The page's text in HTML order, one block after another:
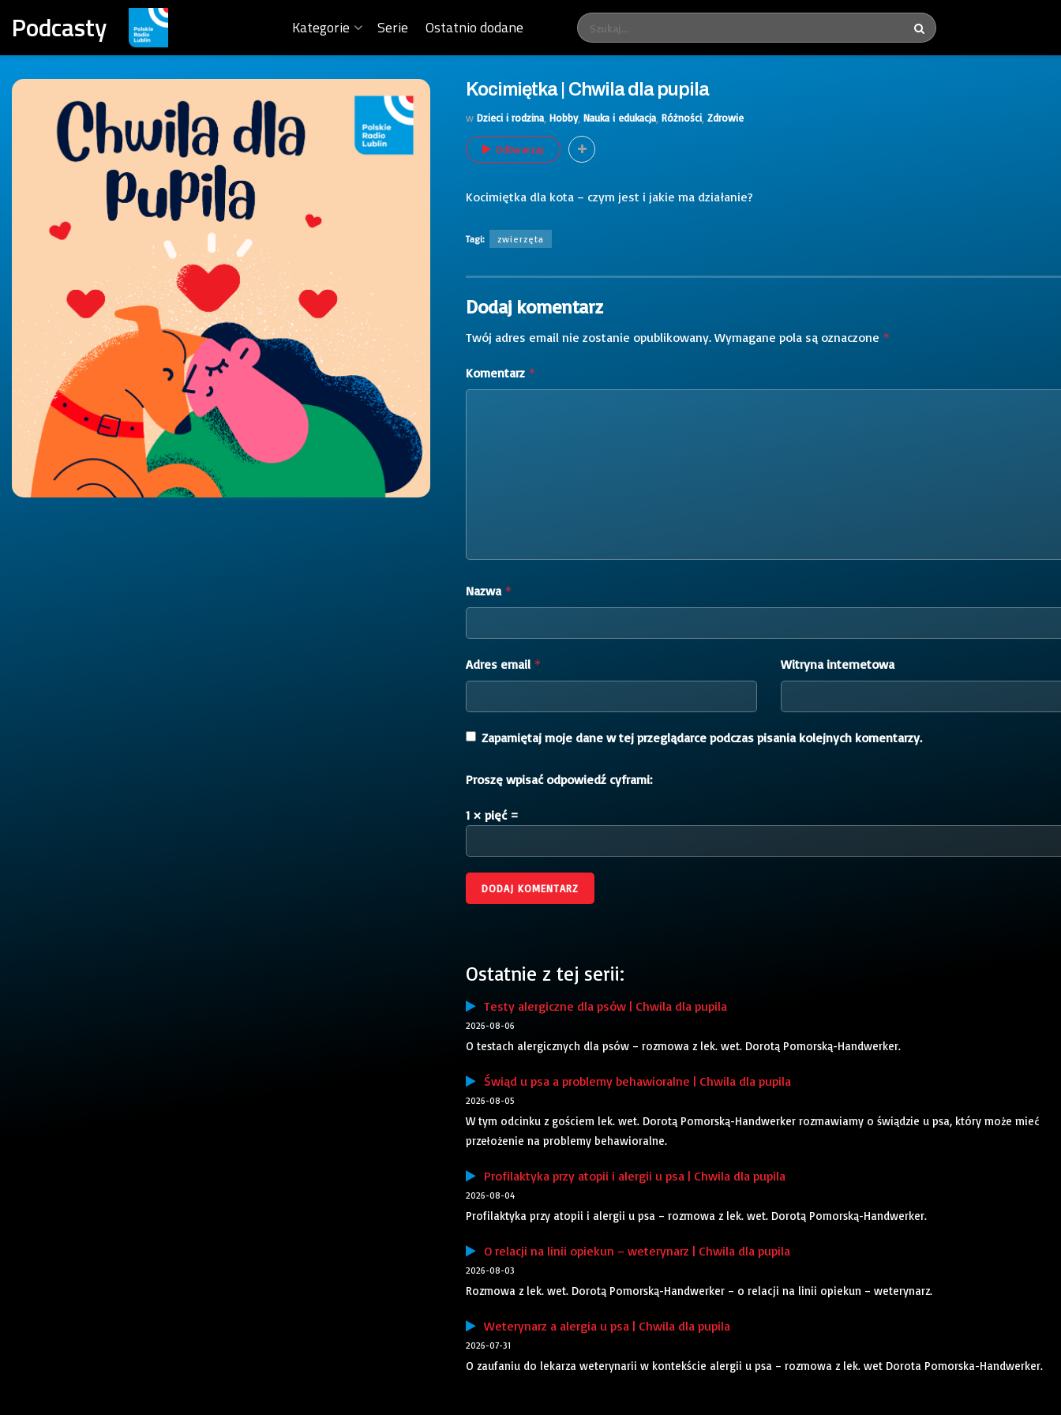
Podcasty Kategorie Serie Ostatnio dodane
Kocimiętka | Chwila dla pupila
w Dzieci i rodzina Hobby, Nauka i edukacja Różności Zdrowie
Odtwarzaj
Kocimiętka dla kota – czym jest i jakie ma działanie?
Tagi: zwierzęta
Dodaj komentarz
Twój adres email nie zostanie opublikowany. Wymagane pola są oznaczone *
Komentarz *
Nazwa *
Adres email * Witryna internetowa
Zapamiętaj moje dane w tej przeglądarce podczas pisania kolejnych komentarzy.
Proszę wpisać odpowiedź cyframi:
1 × pięć =
Ostatnie z tej serii:
Testy alergiczne dla psów | Chwila dla pupila
2026-08-06
O testach alergicznych dla psów – rozmowa z lek. wet. Dorotą Pomorską-Handwerker.
Świąd u psa a problemy behawioralne | Chwila dla pupila
2026-08-05
W tym odcinku z gościem lek. wet. Dorotą Pomorską-Handwerker rozmawiamy o świądzie u psa, który może mieć
przełożenie na problemy behawioralne.
Profilaktyka przy atopii i alergii u psa | Chwila dla pupila
2026-08-04
Profilaktyka przy atopii i alergii u psa – rozmowa z lek. wet. Dorotą Pomorską-Handwerker.
O relacji na linii opiekun – weterynarz | Chwila dla pupila
2026-08-03
Rozmowa z lek. wet. Dorotą Pomorską-Handwerker – o relacji na linii opiekun – weterynarz.
Weterynarz a alergia u psa | Chwila dla pupila
2026-07-31
O zaufaniu do lekarza weterynarii w kontekście alergii u psa – rozmowa z lek. wet Dorota Pomorska-Handwerker.